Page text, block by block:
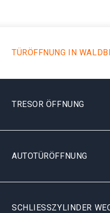
TÜRÖFFNUNG IN
TRESOR ÖFFNUNG
AUTOTÜRÖFFNUNG
SCHLIESSZYLINDER